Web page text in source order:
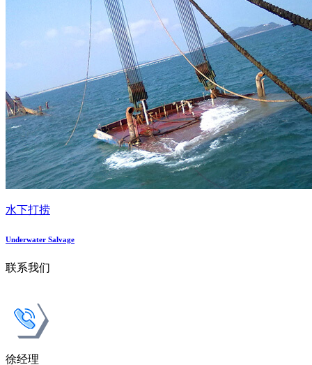
水下打捞
Underwater Salvage
联系我们
徐经理